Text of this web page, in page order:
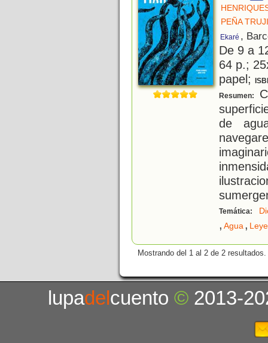
PEÑA
Ekaré ,
De 9 a
64 p.;
papel;
Resumen:
de
Temática:
, Agua,
Mostrando del 1 al 2 de 2 resultados.
lupadelcuento© 2013-